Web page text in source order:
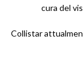
cura del
Collistar